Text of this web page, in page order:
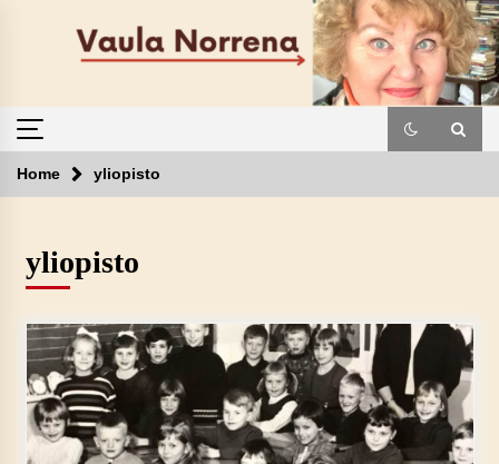
Home yliopisto
yliopisto